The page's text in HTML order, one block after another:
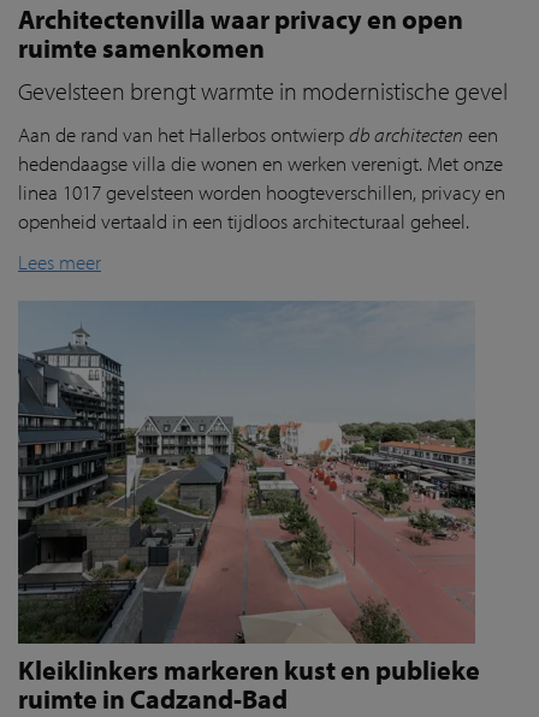
Architectenvilla waar privacy en open
ruimte samenkomen
Gevelsteen brengt warmte in modernistische gevel
Aan de rand van het Hallerbosontwierpdb architecten een
hedendaagse villa die wonen en werken verenigt. Met onze
linea 1017 gevelsteen worden hoogteverschillen, privacy en
openheid vertaald in een tijdloos architecturaal geheel.
Lees meer
Kleiklinkers markeren kust en publieke
ruimte in Cadzand-Bad